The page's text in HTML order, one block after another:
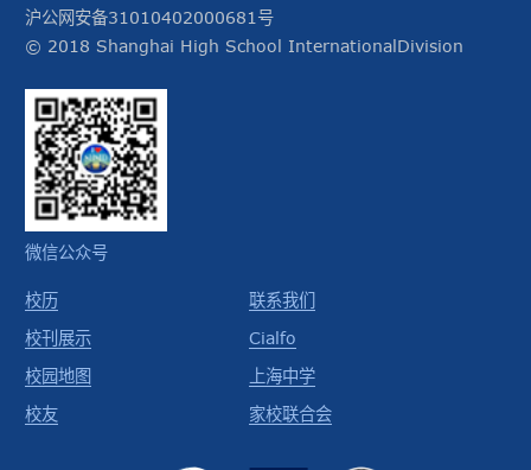
沪公网安备31010402000681号
© 2018 Shanghai High School InternationalDivision
微信公众号
校历
校刊展示
校园地图
校友
联系我们
Cialfo
上海中学
家校联合会